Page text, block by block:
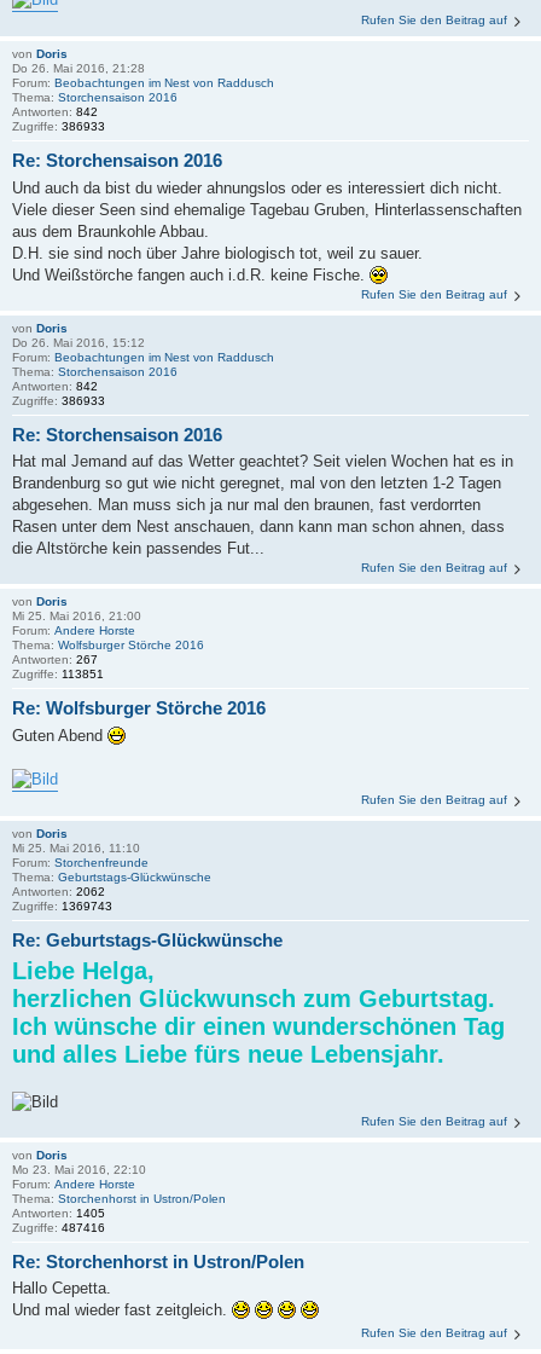
Rufen Sie den Beitrag auf
von Doris
Do 26. Mai 2016, 21:28
Forum: Beobachtungen im Nest von Raddusch
Thema: Storchensaison 2016
Antworten: 842
Zugriffe: 386933
Re: Storchensaison 2016
Und auch da bist du wieder ahnungslos oder es interessiert dich nicht.
Viele dieser Seen sind ehemalige Tagebau Gruben, Hinterlassenschaften
aus dem Braunkohle Abbau.
D.H. sie sind noch über Jahre biologisch tot, weil zu sauer.
Und Weißstörche fangen auch i.d.R. keine Fische.
Rufen Sie den Beitrag auf
von Doris
Do 26. Mai 2016, 15:12
Forum: Beobachtungen im Nest von Raddusch
Thema: Storchensaison 2016
Antworten: 842
Zugriffe: 386933
Re: Storchensaison 2016
Hat mal Jemand auf das Wetter geachtet? Seit vielen Wochen hat es in
Brandenburg so gut wie nicht geregnet, mal von den letzten 1-2 Tagen
abgesehen. Man muss sich ja nur mal den braunen, fast verdorrten
Rasen unter dem Nest anschauen, dann kann man schon ahnen, dass
die Altstörche kein passendes Fut...
Rufen Sie den Beitrag auf
von Doris
Mi 25. Mai 2016, 21:00
Forum: Andere Horste
Thema: Wolfsburger Störche 2016
Antworten: 267
Zugriffe: 113851
Re: Wolfsburger Störche 2016
Guten Abend
Rufen Sie den Beitrag auf
von Doris
Mi 25. Mai 2016, 11:10
Forum: Storchenfreunde
Thema: Geburtstags-Glückwünsche
Antworten: 2062
Zugriffe: 1369743
Re: Geburtstags-Glückwünsche
Liebe Helga,
herzlichen Glückwunsch zum Geburtstag.
Ich wünsche dir einen wunderschönen Tag
und alles Liebe fürs neue Lebensjahr.
Rufen Sie den Beitrag auf
von Doris
Mo 23. Mai 2016, 22:10
Forum: Andere Horste
Thema: Storchenhorst in Ustron/Polen
Antworten: 1405
Zugriffe: 487416
Re: Storchenhorst in Ustron/Polen
Hallo Cepetta.
Und mal wieder fast zeitgleich.
Rufen Sie den Beitrag auf